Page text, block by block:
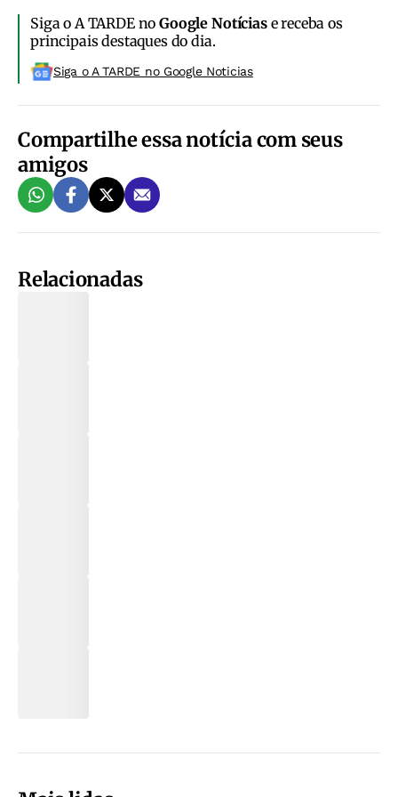
Siga o A TARDE noGoogle Notíciase receba os
principais destaques do dia.
Siga o A TARDE no Google Noticias
Compartilhe essa notícia com seus
amigos
Relacionadas